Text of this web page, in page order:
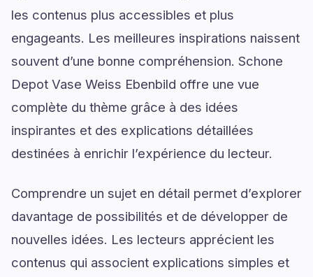
les contenus plus accessibles et plus
engageants. Les meilleures inspirations naissent
souvent d’une bonne compréhension. Schone
Depot Vase Weiss Ebenbild offre une vue
complète du thème grâce à des idées
inspirantes et des explications détaillées
destinées à enrichir l’expérience du lecteur.
Comprendre un sujet en détail permet d’explorer
davantage de possibilités et de développer de
nouvelles idées. Les lecteurs apprécient les
contenus qui associent explications simples et